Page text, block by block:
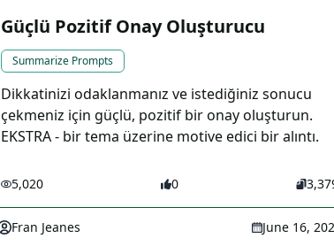
Güçlü Pozitif Onay Oluşturucu
Summarize Prompts
Dikkatinizi odaklanmanız ve istediğiniz sonucu
çekmeniz için güçlü, pozitif bir onay oluşturun.
EKSTRA - bir tema üzerine motive edici bir alıntı.
5,020 0
Fran Jeanes June 16,